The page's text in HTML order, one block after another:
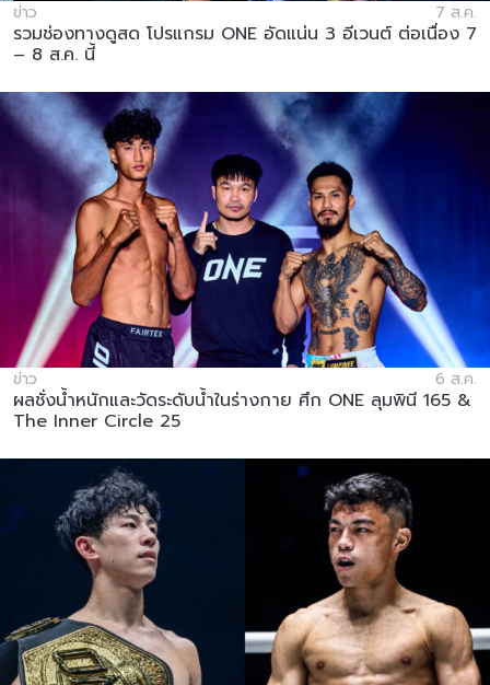
ข่าว 7 ส.ค.
รวมช่องทางดูสด โปรแกรม ONE อัดแน่น 3 อีเวนต์ ต่อเนื่อง 7
– 8 ส.ค. นี้
ข่าว 6 ส.ค.
ผลชั่งน้ำหนักและวัดระดับน้ำในร่างกาย ศึก ONE ลุมพินี 165 &
The Inner Circle 25